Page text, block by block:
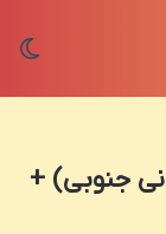
جنوبی) +